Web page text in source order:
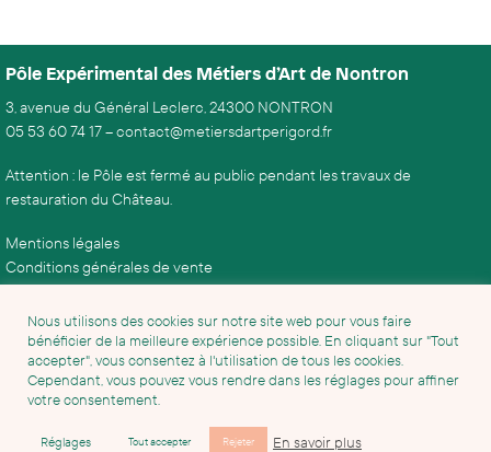
Pôle Expérimental des Métiers d’Art de Nontron
3, avenue du Général Leclerc, 24300 NONTRON
05 53 60 74 17–contact@metiersdartperigord.fr
Attention : le Pôle est fermé au public pendant les travaux de
restauration du Château.
Mentions légales
Conditions générales de vente
Nous utilisons des cookies sur notre site web pour vous faire
bénéficier de la meilleure expérience possible. En cliquant sur "Tout
accepter", vous consentez à l'utilisation de tous les cookies.
Cependant, vous pouvez vous rendre dans les réglages pour affiner
votre consentement.
Réglages Tout accepter Rejeter En savoir plus